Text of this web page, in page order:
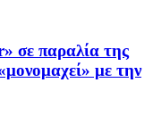
παραλία της
με την